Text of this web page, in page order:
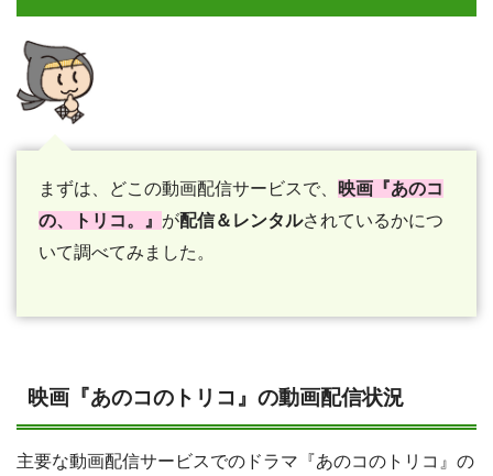
まずは、どこの動画配信サービスで、
映画『あのコ
の、トリコ。』 が配信＆レンタルされているかにつ
いて調べてみました。
映画『あのコのトリコ』の動画配信状況
主要な動画配信サービスでのドラマ『あのコのトリコ』の